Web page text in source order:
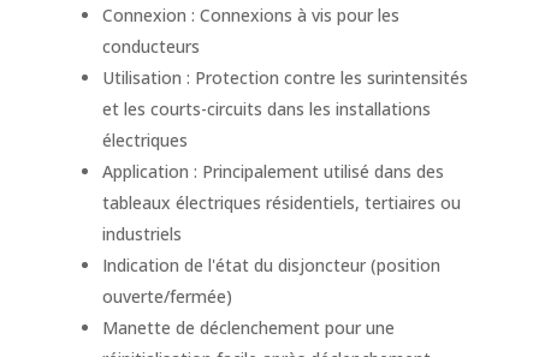
Connexion : Connexions à vis pour les
conducteurs
Utilisation : Protection contre les surintensités
et les courts-circuits dans les installations
électriques
Application : Principalement utilisé dans des
tableaux électriques résidentiels, tertiaires ou
industriels
Indication de l'état du disjoncteur (position
ouverte/fermée)
Manette de déclenchement pour une